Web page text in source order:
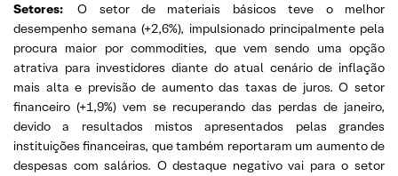
Setores:
O setor de materiais básicos teve o melhor
desempenho semana (+2,6%), impulsionado principalmente pela
procura maior por commodities, que vem sendo uma opção
atrativa para investidores diante do atual cenário de inflação
mais alta e previsão de aumento das taxas de juros. O setor
financeiro (+1,9%) vem se recuperando das perdas de janeiro,
devido a resultados mistos apresentados pelas grandes
instituições financeiras, que também reportaram um aumento de
despesas com salários. O destaque negativo vai para o setor